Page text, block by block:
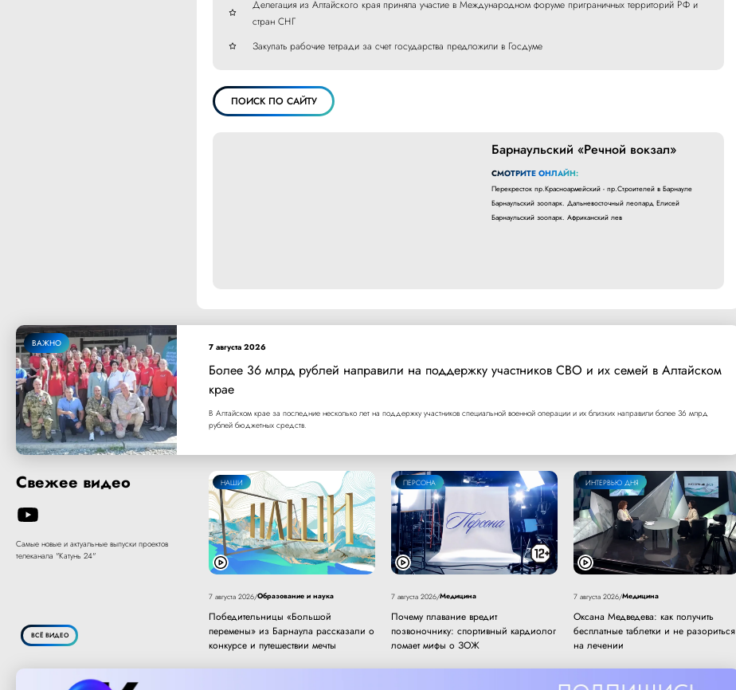
Делегация из Алтайского края приняла участие в Международном форуме приграничных территорий РФ и
стран СНГ
Закупать рабочие тетради за счет государства предложили в Госдуме
ПОИСК ПО САЙТУ
Барнаульский «Речной вокзал»
СМОТРИТЕ ОНЛАЙН:
Перекресток пр.Красноармейский - пр.Строителей в Барнауле
Барнаульский зоопарк. Дальневосточный леопард Елисей
Барнаульский зоопарк. Африканский лев
ВАЖНО 7 августа 2026
Более 36 млрд рублей направили на поддержку участников СВО и их семей в Алтайском
крае
В Алтайском крае за последние несколько лет на поддержку участников специальной военной операции и их близких направили более 36 млрд
рублей бюджетных средств.
Свежее видео
Самые новые и актуальные выпуски проектов
телеканала "Катунь 24"
ВСЁ ВИДЕО
НАШИ
7 августа 2026/Образование и наука
Победительницы «Большой
перемены» из Барнаула рассказали о
конкурсе и путешествии мечты
ПЕРСОНА
7 августа 2026/Медицина
Почему плавание вредит
позвоночнику: спортивный кардиолог
ломает мифы о ЗОЖ
ИНТЕРВЬЮ ДНЯ
7 августа 2026/Медицина
Оксана Медведева: как получить
бесплатные таблетки и не разориться
на лечении